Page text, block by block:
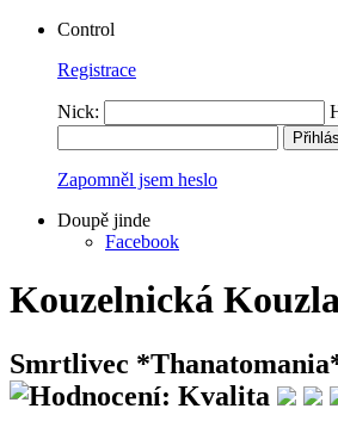
Control
Registrace
Nick:
Zapomněl jsem heslo
Doupě jinde
Facebook
Kouzelnická
Smrtlivec